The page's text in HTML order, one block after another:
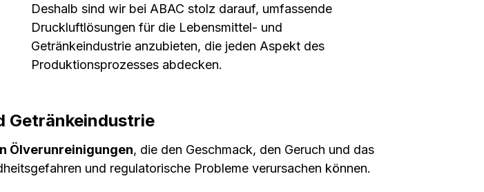
Deshalb sind wir bei ABAC stolz darauf, umfassende
Druckluftlösungen für die Lebensmittel- und
Getränkeindustrie anzubieten, die jeden Aspekt des
Produktionsprozesses abdecken.
Getränkeindustrie
Ölverunreinigungen, die den Geschmack, den Geruch und das
und regulatorische Probleme verursachen können.